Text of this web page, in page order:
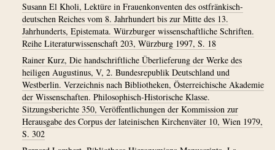
Susann El Kholi, Lektüre in Frauenkonventen des ostfränkisch-
deutschen Reiches vom 8. Jahrhundert bis zur Mitte des 13.
Jahrhunderts, Epistemata. Würzburger wissenschaftliche Schriften.
Reihe Literaturwissenschaft 203, Würzburg 1997, S. 18
Rainer Kurz, Die handschriftliche Überlieferung der Werke des
heiligen Augustinus, V, 2. Bundesrepublik Deutschland und
Westberlin. Verzeichnis nach Bibliotheken, Österreichische Akademie
der Wissenschaften. Philosophisch-Historische Klasse.
Sitzungsberichte 350, Veröffentlichungen der Kommission zur
Herausgabe des Corpus der lateinischen Kirchenväter 10, Wien 1979,
S. 302